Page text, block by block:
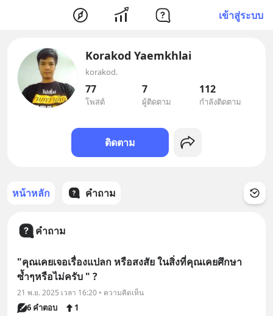
เข้าสู่ระบบ
Korakod Yaemkhlai
korakod.
77
โพสต์
7
ผู้ติดตาม
112
กำลังติดตาม
ติดตาม
หน้าหลัก คำถาม
คำถาม
"คุณเคยเจอเรื่องแปลก หรือสงสัย ในสิ่งที่คุณเคยศึกษา
ซ้ำๆหรือไม่ครับ " ?
21 พ.ย. 2025 เวลา 16:20 • ความคิดเห็น
6 คำตอบ 1